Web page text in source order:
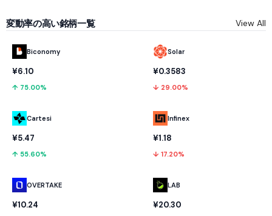
変動率の高い銘柄一覧 View All
Biconomy
¥6.10
↑ 75.00%
Cartesi
¥5.47
↑ 55.60%
OVERTAKE
¥10.24
Solar
¥0.3583
↓ 29.00%
Infinex
¥1.18
↓ 17.20%
LAB
¥20.30